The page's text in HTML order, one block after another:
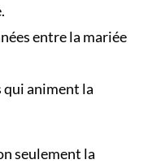
entre la mariée
qui animent la
seulement la